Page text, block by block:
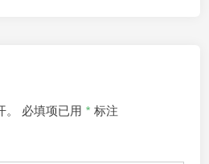
必填项已用 * 标注